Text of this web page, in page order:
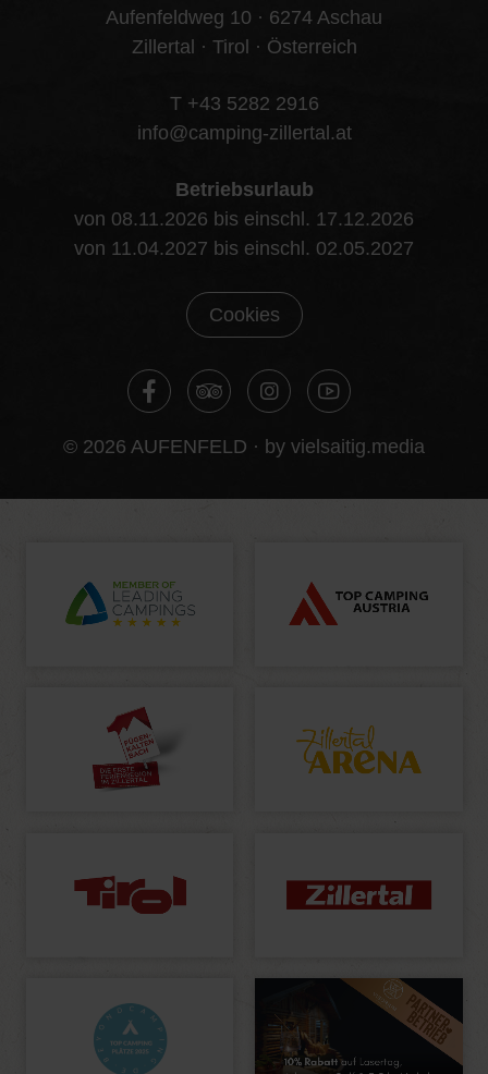
Aufenfeldweg 10 · 6274 Aschau
Zillertal · Tirol · Österreich
T +43 5282 2916
info@camping-zillertal.at
Betriebsurlaub
von 08.11.2026 bis einschl. 17.12.2026
von 11.04.2027 bis einschl. 02.05.2027
Cookies
© 2026 AUFENFELD · by vielsaitig.media